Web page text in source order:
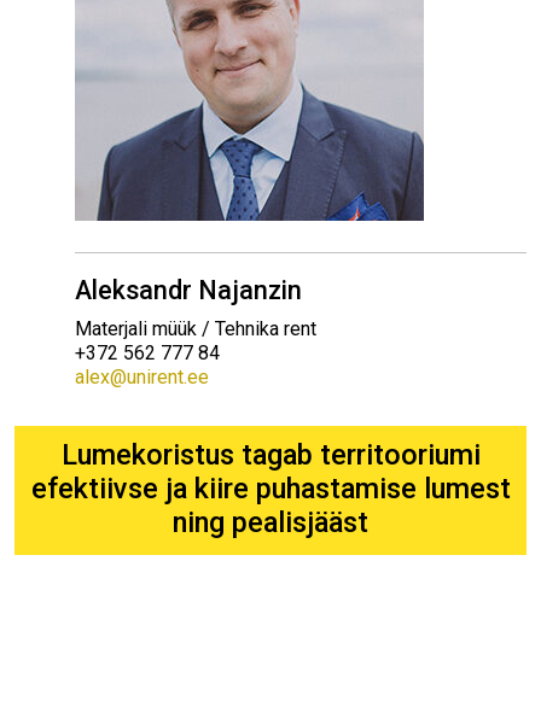
Aleksandr Najanzin
Materjali müük / Tehnika rent
+372 562 777 84
alex@unirent.ee
Lumekoristus tagab territooriumi
efektiivse ja kiire puhastamise lumest
ning pealisjääst